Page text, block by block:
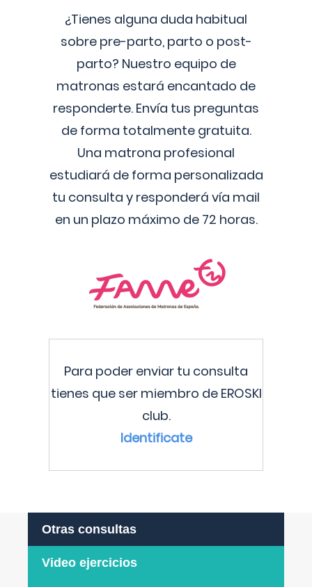
¿Tienes alguna duda habitual
sobre pre-parto, parto o post-
parto? Nuestro equipo de
matronas estará encantado de
responderte. Envía tus preguntas
de forma totalmente gratuita.
Una matrona profesional
estudiará de forma personalizada
tu consulta y responderá vía mail
en un plazo máximo de 72 horas.
Para poder enviar tu consulta
tienes que ser miembro de EROSKI
club.
Identificate
Otras consultas
Video ejercicios